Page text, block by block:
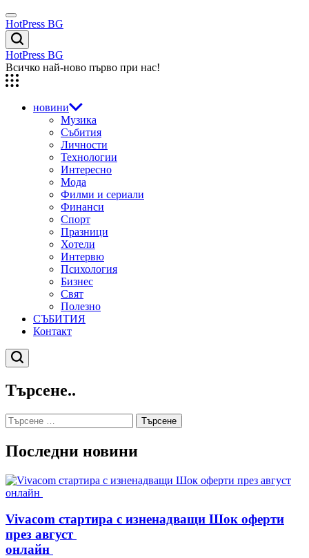
Skip
to
content
Menu
HotPress BG
Търсене
HotPress BG
Всичко най-ново първо при нас!
новини
Музика
Събития
Личности
Технологии
Интересно
Мода
Филми и сериали
Финанси
Спорт
Празници
Хотели
Интервю
Психология
Бизнес
Свят
Полезно
СЪБИТИЯ
Контакт
Търсене
Търсене..
Търсене
за:
Последни новини
Vivacom стартира с изненадващи Шок оферти
през август
онлайн